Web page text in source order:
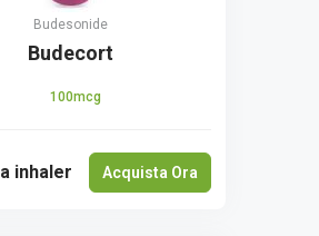
Budesonide
Budecort
100mcg
a inhaler Acquista Ora